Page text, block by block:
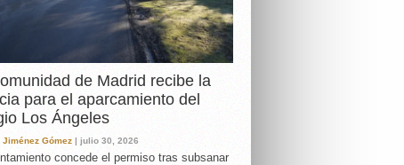
de Madrid recibe la
para el aparcamiento del
Los Ángeles
Jiménez Gómez | julio 30, 2026
concede el permiso tras subsanar